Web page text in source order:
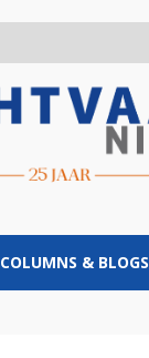
COLUMNS & BLOGS